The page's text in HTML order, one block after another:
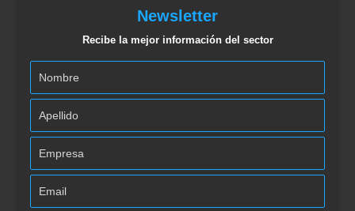
Newsletter
Recibe la mejor información del sector